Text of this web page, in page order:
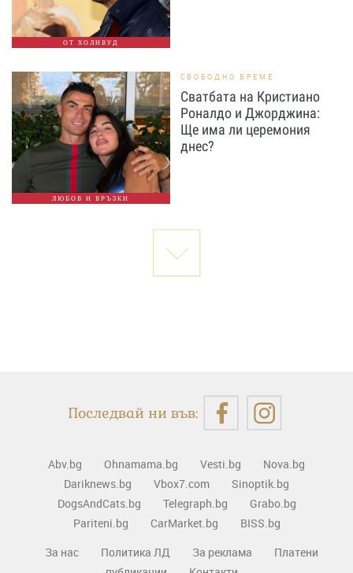
ОТ ХОЛИВУД
ЛЮБОВ И ВРЪЗКИ
СВОБОДНО ВРЕМЕ
Сватбата на Кристиано
Роналдо и Джорджина:
Ще има ли церемония
днес?
Последвай ни във:
Abv.bg Ohnamama.bg Vesti.bg
Nova.bg
Dariknews.bg
Vbox7.com
Sinoptik.bg
DogsAndCats.bg
Telegraph.bg
Grabo.bg
Pariteni.bg
CarMarket.bg
BISS.bg
За нас
Политика ЛД За реклама
Платени